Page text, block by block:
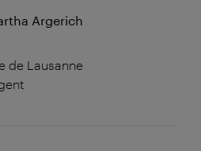
Argerich
de Lausanne